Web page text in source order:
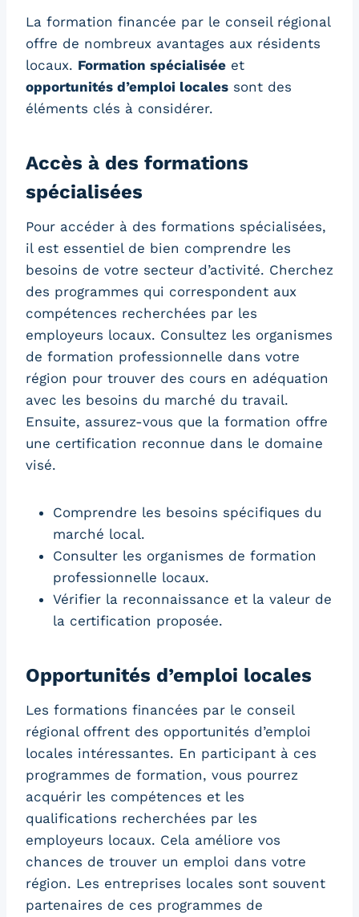
La formation financée par le conseil régional
offre de nombreux avantages aux résidents
locaux. Formation spécialisée et
opportunités d’emploi locales sont des
éléments clés à considérer.
Accès à des formations
spécialisées
Pour accéder à des formations spécialisées,
il est essentiel de bien comprendre les
besoins de votre secteur d’activité. Cherchez
des programmes qui correspondent aux
compétences recherchées par les
employeurs locaux. Consultez les organismes
de formation professionnelle dans votre
région pour trouver des cours en adéquation
avec les besoins du marché du travail.
Ensuite, assurez-vous que la formation offre
une certification reconnue dans le domaine
visé.
Comprendre les besoins spécifiques du
marché local.
Consulter les organismes de formation
professionnelle locaux.
Vérifier la reconnaissance et la valeur de
la certification proposée.
Opportunités d’emploi locales
Les formations financées par le conseil
régional offrent des opportunités d’emploi
locales intéressantes. En participant à ces
programmes de formation, vous pourrez
acquérir les compétences et les
qualifications recherchées par les
employeurs locaux. Cela améliore vos
chances de trouver un emploi dans votre
région. Les entreprises locales sont souvent
partenaires de ces programmes de